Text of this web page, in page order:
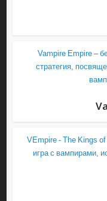
Vampire Empire –
стратегия,
VEmpire - The Kings
игра с вампирами,